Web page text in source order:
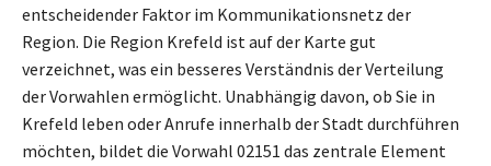
entscheidender Faktor im Kommunikationsnetz der
Region. Die Region Krefeld ist auf der Karte gut
verzeichnet, was ein besseres Verständnis der Verteilung
der Vorwahlen ermöglicht. Unabhängig davon, ob Sie in
Krefeld leben oder Anrufe innerhalb der Stadt durchführen
möchten, bildet die Vorwahl 02151 das zentrale Element